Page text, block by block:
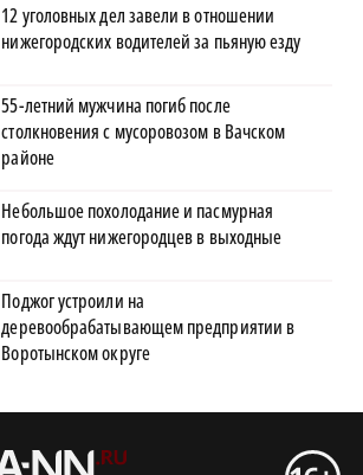
12 уголовных дел завели в отношении
нижегородских водителей за пьяную езду
55-летний мужчина погиб после
столкновения с мусоровозом в Вачском
районе
Небольшое похолодание и пасмурная
погода ждут нижегородцев в выходные
Поджог устроили на
деревообрабатывающем предприятии в
Воротынском округе